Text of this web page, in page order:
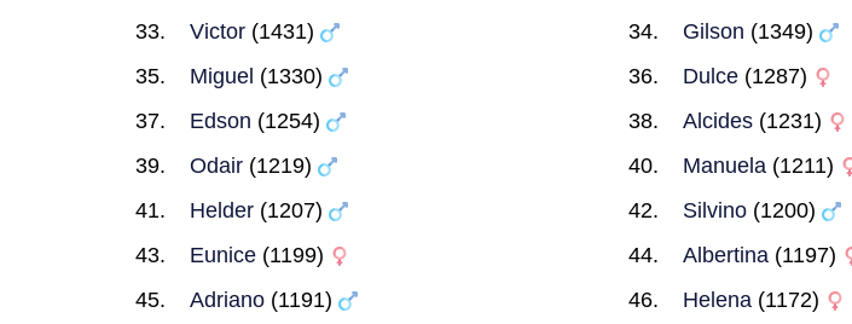
Victor (1431) Gilson (1349)
Miguel (1330) Dulce(1287)
Edson (1254) Alcides(1231)
Odair (1219) Manuela(1211)
Helder (1207) Silvino(1200)
Eunice (1199) Albertina(1197)
Adriano (1191) Helena(1172)